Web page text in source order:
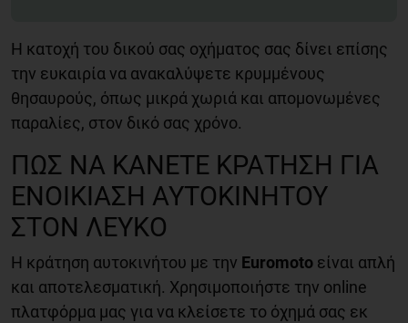
Η κατοχή του δικού σας οχήματος σας δίνει επίσης
την ευκαιρία να ανακαλύψετε κρυμμένους
θησαυρούς, όπως μικρά χωριά και απομονωμένες
παραλίες, στον δικό σας χρόνο.
ΠΏΣ ΝΑ ΚΆΝΕΤΕ ΚΡΆΤΗΣΗ ΓΙΑ
ΕΝΟΙΚΊΑΣΗ ΑΥΤΟΚΙΝΉΤΟΥ
ΣΤΟΝ ΛΕΥΚΌ
Η κράτηση αυτοκινήτου με την Euromoto είναι απλή
και αποτελεσματική. Χρησιμοποιήστε την online
πλατφόρμα μας για να κλείσετε το όχημά σας εκ